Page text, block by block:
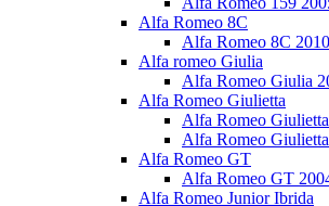
Alfa Romeo 8C
Alfa Romeo 8C
Alfa romeo Giulia
Alfa Romeo Giulia
Alfa Romeo Giulietta
Alfa Romeo
Alfa Romeo
Alfa Romeo GT
Alfa Romeo GT
Alfa Romeo Junior Ibrida